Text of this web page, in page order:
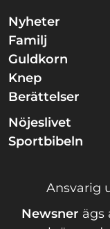
Nyheter
Familj
Guldkorn
Knep
Berättelser
Nöjeslivet
Sportbibeln
Ansvarig
Newsner ägs